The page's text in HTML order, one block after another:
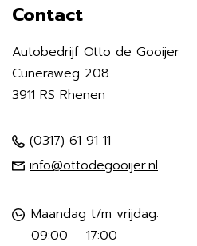
Contact
Autobedrijf Otto de Gooijer
Cuneraweg 208
3911 RS Rhenen
(0317) 61 91 11
info@ottodegooijer.nl
Maandag t/m vrijdag:
09:00 – 17:00